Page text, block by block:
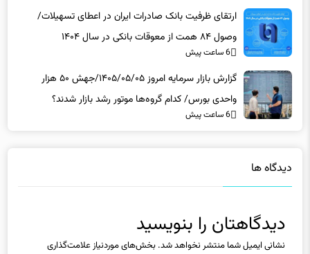
ارتقای ظرفیت بانک صادرات ایران در اعطای تسهیلات/
وصول ۸۴ همت از معوقات بانکی در سال ۱۴۰۴
6 ساعت پیش
گزارش بازار سرمایه امروز ۱۴۰۵/۰۵/۰۵/جهش ۵۰ هزار
واحدی بورس/ کدام گروه‌ها موتور رشد بازار شدند؟
6 ساعت پیش
دیدگاه ها
دیدگاهتان را بنویسید
نشانی ایمیل شما منتشر نخواهد شد. بخش‌های موردنیاز علامت‌گذاری